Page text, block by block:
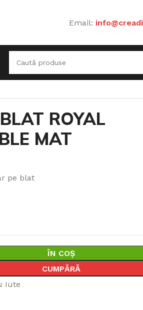
Email:
ROYAL
MAT
pe blat
ÎN COȘ
CUMPĂRĂ
Iute